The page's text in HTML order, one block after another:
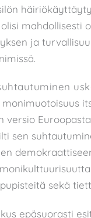
mahdollisesti
ja
monimuotoisuus
versio
sen
sekä
epäsuorasti